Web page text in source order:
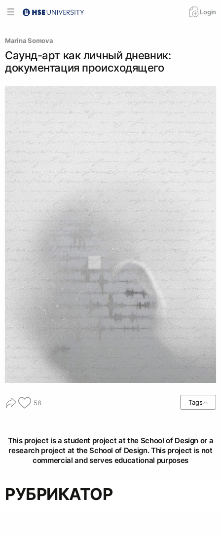
Login
Marina Somova
Саунд-арт как личный дневник:
документация происходящего
58 Tags
This project is a student project at the School of Design or a
research project at the School of Design. This project is not
commercial and serves educational purposes
РУБРИКАТОР